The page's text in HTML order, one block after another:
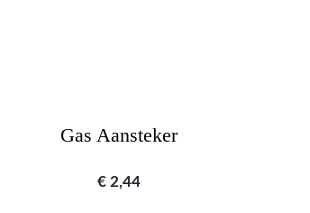
Gas Aansteker
€2,44